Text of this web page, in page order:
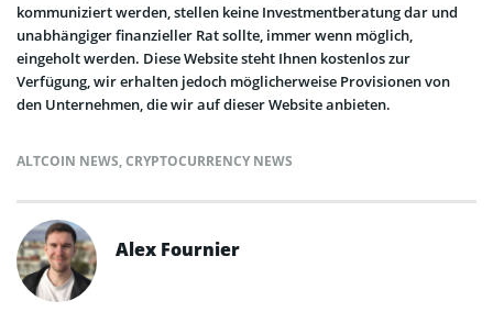
kommuniziert werden, stellen keine Investmentberatung dar und
unabhängiger finanzieller Rat sollte, immer wenn möglich,
eingeholt werden. Diese Website steht Ihnen kostenlos zur
Verfügung, wir erhalten jedoch möglicherweise Provisionen von
den Unternehmen, die wir auf dieser Website anbieten.
ALTCOIN NEWS,CRYPTOCURRENCY NEWS
Alex Fournier